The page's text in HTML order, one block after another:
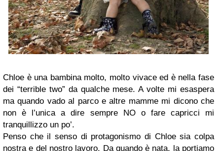
Chloe è una bambina molto, molto vivace ed è nella fase
dei “terrible two” da qualche mese. A volte mi esaspera
ma quando vado al parco e altre mamme mi dicono che
non è l’unica a dire sempre NO o fare capricci mi
tranquillizzo un po’.
Penso che il senso di protagonismo di Chloe sia colpa
nostra e del nostro lavoro. Da quando è nata, la portiamo